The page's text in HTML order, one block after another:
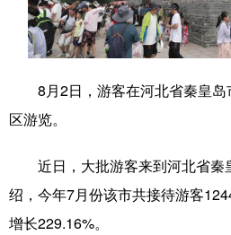
食品 人居
城市 旅游
公益 一带一路
文化产业
8月2日，游客在河北省秦皇岛
区游览。
近日，大批游客来到河北省秦
绍，今年7月份该市共接待游客
增长229.16%。